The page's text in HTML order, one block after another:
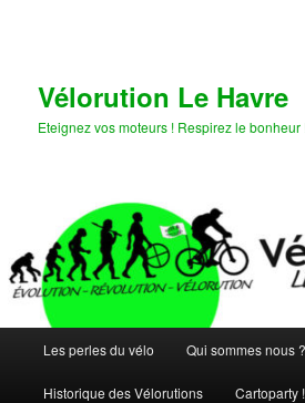
Vélorution Le Havre
Eteignez vos moteurs ! Respirez le bonheur
principal
Les perles du vélo Qui sommes nous ?
Historique des Vélorutions Cartoparty !